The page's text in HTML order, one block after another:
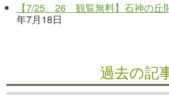
【7/25、26 観覧無料】石神の丘
年7月18日
過去の記